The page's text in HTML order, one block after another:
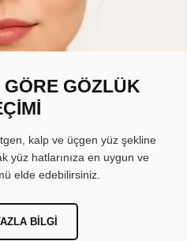
GÖZLÜK
kalp ve üçgen yüz şekline
yüz hatlarınıza en uygun ve
elde edebilirsiniz.
BILGI